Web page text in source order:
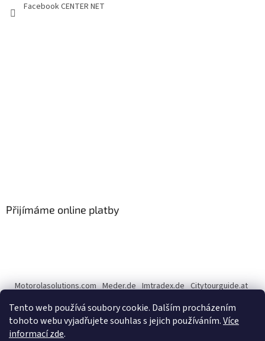
Tento web používá soubory cookie. Dalším procházením
tohoto webu vyjadřujete souhlas s jejich používáním.Více
informací zde.
Facebook CENTER NET
Přijímáme online platby
Motorolasolutions.com Meder.de Imtradex.de Citytourguide.at